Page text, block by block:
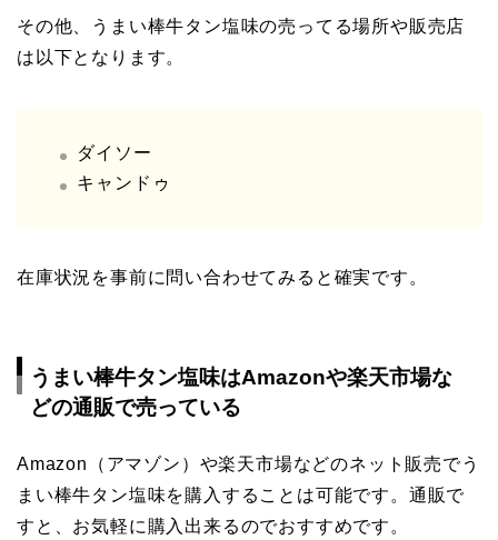
その他、うまい棒牛タン塩味の売ってる場所や販売店
は以下となります。
ダイソー
キャンドゥ
在庫状況を事前に問い合わせてみると確実です。
うまい棒牛タン塩味はAmazonや楽天市場な
どの通販で売っている
Amazon（アマゾン）や楽天市場などのネット販売でう
まい棒牛タン塩味を購入することは可能です。通販で
すと、お気軽に購入出来るのでおすすめです。